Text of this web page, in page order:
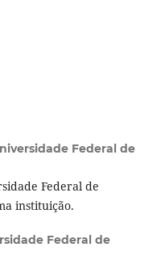
Federal de
Federal de
instituição.
Federal de